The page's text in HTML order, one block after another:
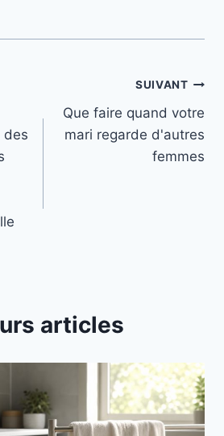
des
SUIVANT
Que faire quand votre
mari regarde d'autres
femmes
articles